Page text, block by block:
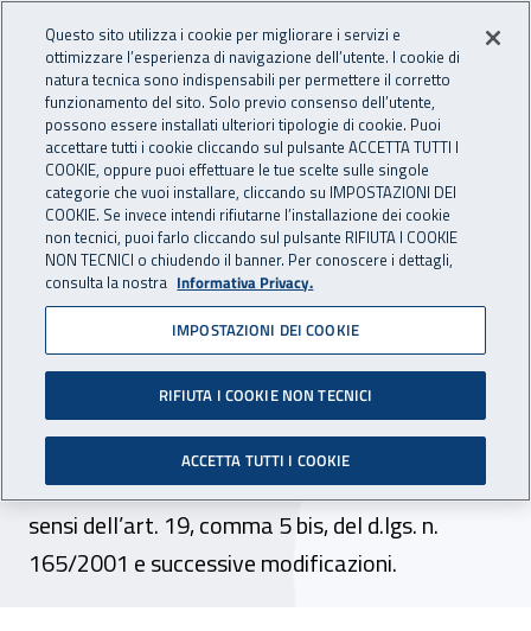
INAIL - Istituto Nazionale
Apri cerca
Navigazione principale
Navigazione - Ti trovi in:
Home Atti e documenti Determine Presidente
12 ottobre 2017
12 ottobre 2017
Determina del Presidente n.
382 del 12 ottobre 2017
dott. Stefano Tomasini. Conferimento incarico
di funzione dirigenziale di livello generale, ai
sensi dell’art. 19, comma 5 bis, del d.lgs. n.
165/2001 e successive modificazioni.
Questo sito utilizza i cookie per migliorare i servizi e
ottimizzare l’esperienza di navigazione dell’utente. I cookie di
natura tecnica sono indispensabili per permettere il corretto
funzionamento del sito. Solo previo consenso dell’utente,
possono essere installati ulteriori tipologie di cookie. Puoi
accettare tutti i cookie cliccando sul pulsante ACCETTA TUTTI I
COOKIE, oppure puoi effettuare le tue scelte sulle singole
categorie che vuoi installare, cliccando su IMPOSTAZIONI DEI
COOKIE. Se invece intendi rifiutarne l’installazione dei cookie
non tecnici, puoi farlo cliccando sul pulsante RIFIUTA I COOKIE
NON TECNICI o chiudendo il banner. Per conoscere i dettagli,
consulta la nostra Informativa Privacy.
IMPOSTAZIONI DEI COOKIE
RIFIUTA I COOKIE NON TECNICI
ACCETTA TUTTI I COOKIE